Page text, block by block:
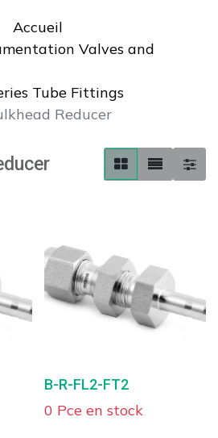
Accueil
Valves and
Tube Fittings
Reducer
B-R-FL2-FT2
0 Pce en stock